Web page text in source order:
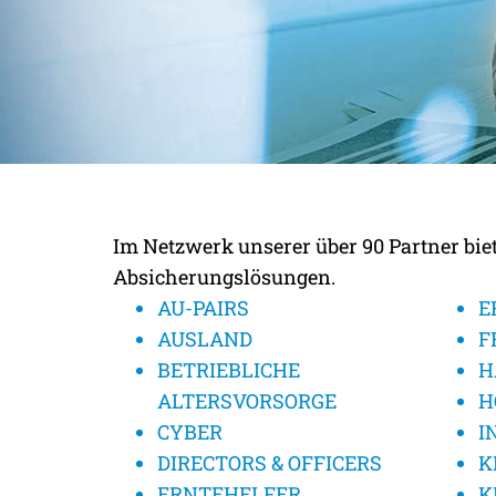
UNSERE
SPEZIALISTEN
Im Netzwerk unserer über 90 Partner
Absicherungslösungen.
AU-PAIRS
AUSLAND
BETRIEBLICHE
ALTERSVORSORGE
CYBER
DIRECTORS & OFFICERS